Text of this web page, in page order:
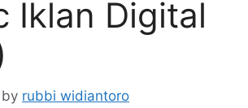
Iklan Digital
by rubbi widiantoro